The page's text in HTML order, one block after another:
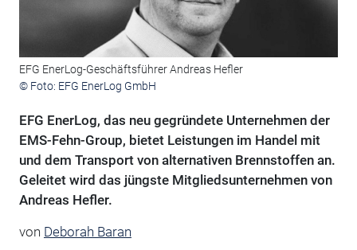
EFG EnerLog-Geschäftsführer Andreas Hefler
© Foto: EFG EnerLog GmbH
EFG EnerLog, das neu gegründete Unternehmen der
EMS-Fehn-Group, bietet Leistungen im Handel mit
und dem Transport von alternativen Brennstoffen an.
Geleitet wird das jüngste Mitgliedsunternehmen von
Andreas Hefler.
von Deborah Baran